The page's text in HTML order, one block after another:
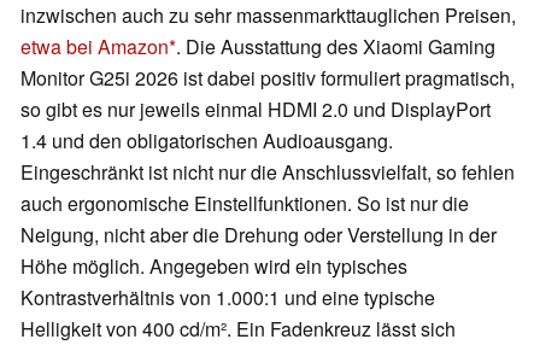
inzwischen auch zu sehr massenmarkttauglichen Preisen,
etwa bei Amazon . Die Ausstattung des Xiaomi Gaming
Monitor G25i 2026 ist dabei positiv formuliert pragmatisch,
so gibt es nur jeweils einmal HDMI 2.0 und DisplayPort
1.4 und den obligatorischen Audioausgang.
Eingeschränkt ist nicht nur die Anschlussvielfalt, so fehlen
auch ergonomische Einstellfunktionen. So ist nur die
Neigung, nicht aber die Drehung oder Verstellung in der
Höhe möglich. Angegeben wird ein typisches
Kontrastverhältnis von 1.000:1 und eine typische
Helligkeit von 400 cd/m². Ein Fadenkreuz lässt sich